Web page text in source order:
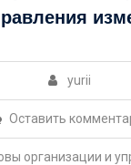
yurii
Оставить
организации и